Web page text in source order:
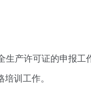
生产许可证的申报工
训工作。